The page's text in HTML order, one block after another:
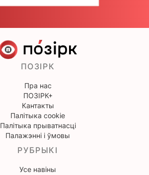
ПОЗІРК
Пра нас
ПОЗІРК+
Кантакты
Палітыка cookie
Палітыка прыватнасці
Палажэнні і ўмовы
РУБРЫКІ
Усе навіны